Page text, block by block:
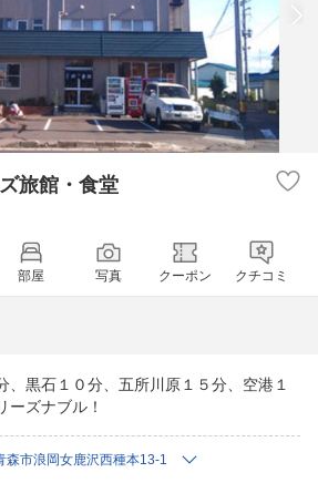
旅館・食堂
部屋 写真 クーポン クチコミ
、黒石１０分、五所川原１５分、空港１
ーズナブル！
市浪岡女鹿沢西種本13-1